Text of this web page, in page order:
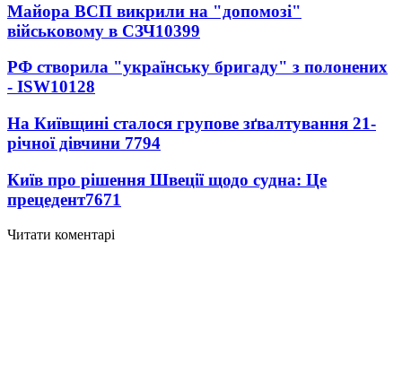
Майора ВСП викрили на "допомозі"
військовому в СЗЧ10399
РФ створила "українську бригаду" з полонених
- ISW10128
На Київщині сталося групове зґвалтування 21-
річної дівчини 7794
Київ про рішення Швеції щодо судна: Це
прецедент7671
Читати коментарі